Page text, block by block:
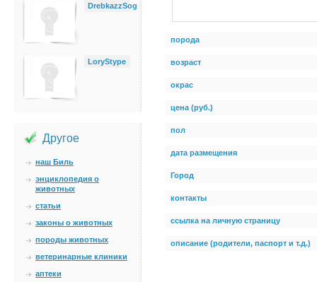
DrebkazzSog
LoryStype
Другое
наш Биль
энциклопедия о
животных
статьи
законы о животных
породы животных
ветеринарные клиники
аптеки
порода
возраст
окрас
цена (руб.)
пол
дата размещения
Город
контакты
ссылка на личную страницу
описание (родители, паспорт и т.д.)